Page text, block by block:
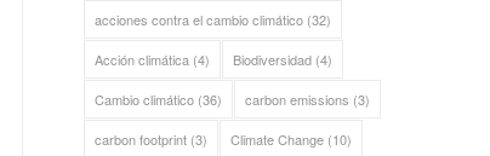
acciones contra el cambio climático (32)
Acción climática (4) Biodiversidad (4)
Cambio climático (36) carbon emissions (3)
carbon footprint (3) Climate Change (10)